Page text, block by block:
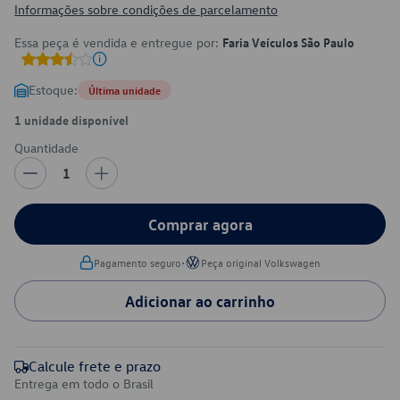
Informações sobre condições de parcelamento
Essa peça é vendida e entregue por: Faria Veículos São Paulo
Estoque: Última unidade
1 unidade disponível
Quantidade
1
Comprar agora
Pagamento seguro• Peça original Volkswagen
Adicionar ao carrinho
Calcule frete e prazo
Entrega em todo o Brasil